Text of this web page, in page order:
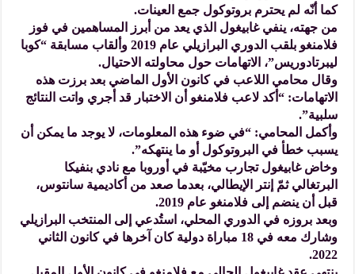
كما أنّه لم يحترم بروتوكول جمع العينات.
من جهته، ينفي غابيغول الذي يعد من أبرز المساهمين في فوز
فلامنغو بلقب الدوري البرازيلي عام 2019 وألقاب مسابقة “كوبا
ليبرتادوريس”، الاتهامات حول محاولته الاحتيال.
وقال محامي اللاعب في كانون الأول الماضي بعد برزت هذه
الاتهامات: “أكد لاعب فلامنغو أن الاختبار قد أجري واتت النتائج
سلبية”.
وأكمل المحامي: “في ضوء هذه المعلومات، لا يوجد ما يمكن أن
يسبب خطأ في البروتوكول أو ما ينتهكه”.
وخاض غابيغول تجارب مخيّبة في أوروبا مع نادي بنفيكا
البرتغالي ثمّ إنتر الإيطالي، بعدما صعد من أكاديمية سانتوس،
قبل أن ينضم إلى فلامنغو عام 2019.
وبعد بروزه في الدوري المحلي، استُدعي إلى المنتخب البرازيلي
وشارك معه في 18 مباراة دولية كان آخرها في كانون الثاني
2022.